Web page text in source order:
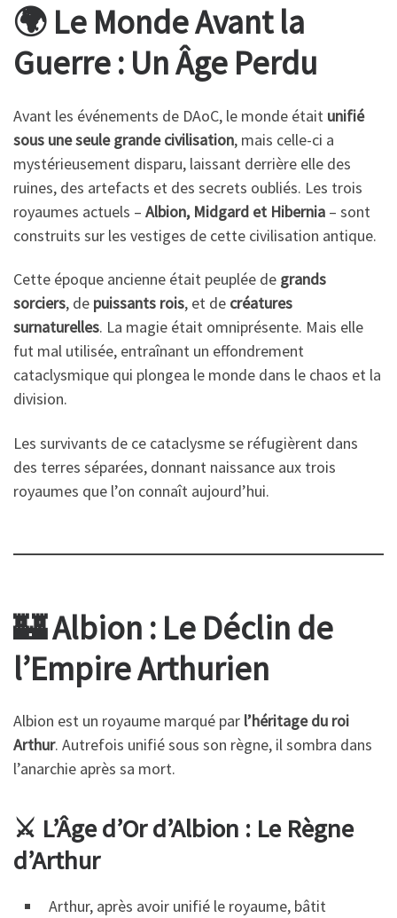
🌍 Le Monde Avant la
Guerre : Un Âge Perdu
Avant les événements de DAoC, le monde était unifié
sous une seule grande civilisation, mais celle-ci a
mystérieusement disparu, laissant derrière elle des
ruines, des artefacts et des secrets oubliés. Les trois
royaumes actuels – Albion, Midgard et Hibernia – sont
construits sur les vestiges de cette civilisation antique.
Cette époque ancienne était peuplée de grands
sorciers, de puissants rois, et de créatures
surnaturelles. La magie était omniprésente. Mais elle
fut mal utilisée, entraînant un effondrement
cataclysmique qui plongea le monde dans le chaos et la
division.
Les survivants de ce cataclysme se réfugièrent dans
des terres séparées, donnant naissance aux trois
royaumes que l’on connaît aujourd’hui.
🏰 Albion : Le Déclin de
l’Empire Arthurien
Albion est un royaume marqué par l’héritage du roi
Arthur. Autrefois unifié sous son règne, il sombra dans
l’anarchie après sa mort.
⚔️ L’Âge d’Or d’Albion : Le Règne
d’Arthur
Arthur, après avoir unifié le royaume, bâtit